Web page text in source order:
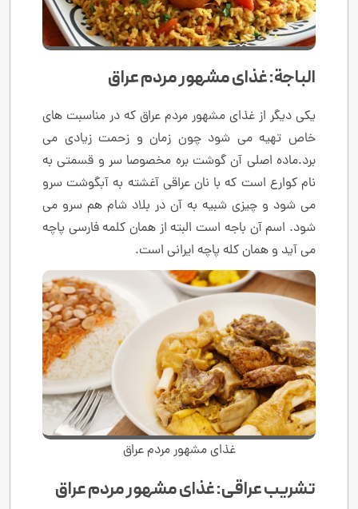
الباجة: غذای مشهور مردم عراق
یکی دیگر از غذای مشهور مردم عراق که در مناسبت های
خاص تهیه می شود چون زمان و زحمت زیادی می
برد.ماده اصلی آن گوشت بره مخصوصا سر و قسمتی به
نام کوارع است که با نان عراقی آغشته به آبگوشت سرو
می شود و چیزی شبیه به آن در بلاد شام هم سرو می
شود. اسم آن باجه است البته از همان کلمه فارسی پاچه
می آید و همان کله پاچه ایرانی است.
غذای مشهور مردم عراق
تشريب عراقی: غذای مشهور مردم عراق